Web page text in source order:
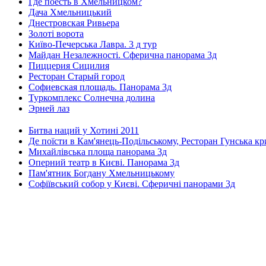
Дача Хмельницький
Днестровская Ривьера
Золоті ворота
Київо-Печерська Лавра. 3 д тур
Майдан Незалежності. Сферична панорама 3д
Пиццерия Сицилия
Ресторан Старый город
Софиевская площадь. Панорама 3д
Туркомплекс Солнечна долина
Эрней лаз
Битва наций у Хотині 2011
Де поїсти в Кам'янець-Подільському, Ресторан Гунська
Михайлівська площа панорама 3д
Оперний театр в Києві. Панорама 3д
Пам'ятник Богдану Хмельницькому
Софіївський собор у Києві. Сферичні панорами 3д